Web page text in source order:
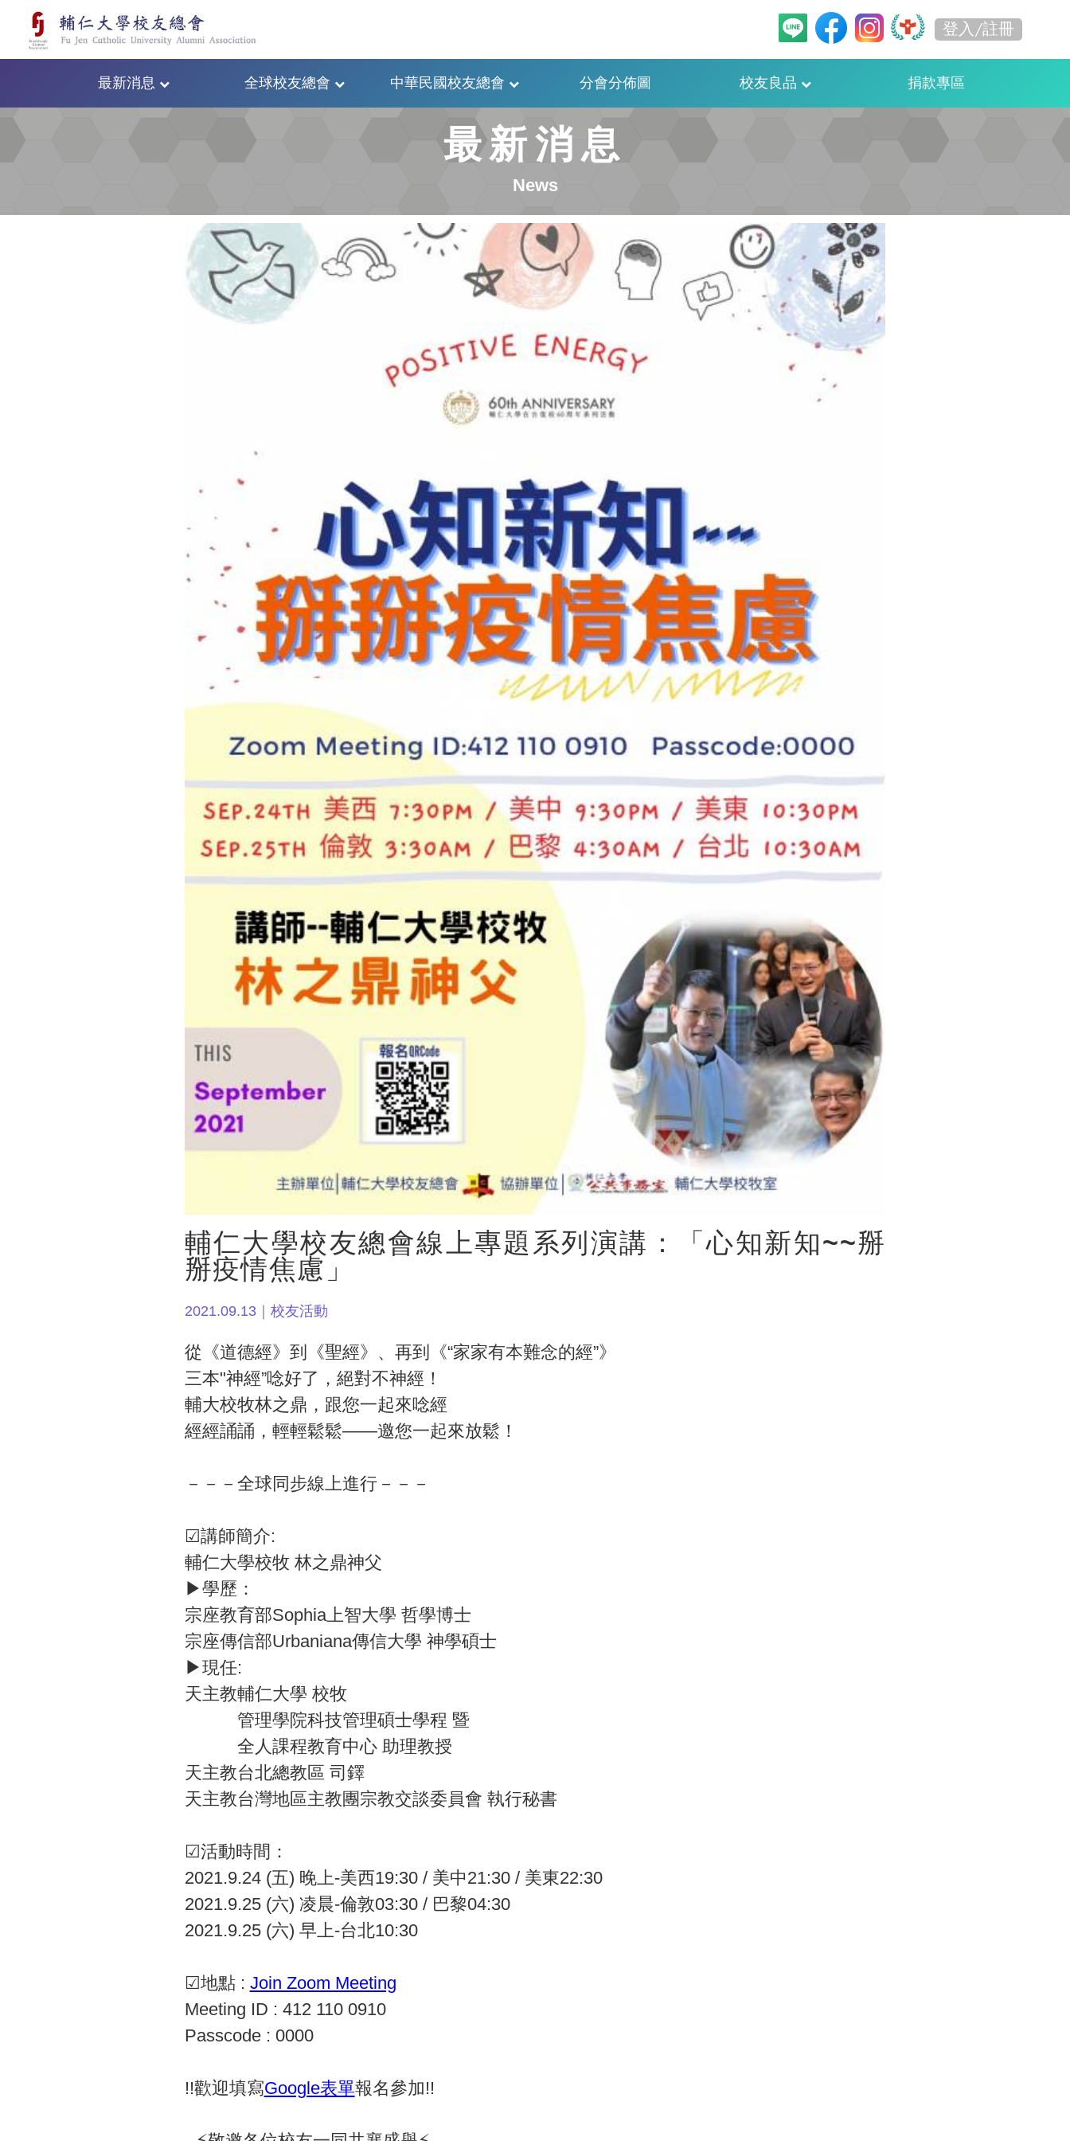
登入/註冊
最新消息 全球校友總會 中華民國校友總會 分會分佈圖 校友良品 捐款專區
最新消息
News
輔仁大學校友總會線上專題系列演講：「心知新知~~掰
掰疫情焦慮」
2021.09.13｜校友活動
從《道德經》到《聖經》、再到《“家家有本難念的經”》
三本"神經”唸好了，絕對不神經！
輔大校牧林之鼎，跟您一起來唸經
經經誦誦，輕輕鬆鬆——邀您一起來放鬆！
－－－全球同步線上進行－－－
☑講師簡介:
輔仁大學校牧 林之鼎神父
▶️學歷：
宗座教育部Sophia上智大學 哲學博士
宗座傳信部Urbaniana傳信大學 神學碩士
▶️現任:
天主教輔仁大學 校牧
管理學院科技管理碩士學程 暨
全人課程教育中心 助理教授
天主教台北總教區 司鐸
天主教台灣地區主教團宗教交談委員會 執行秘書
☑活動時間：
2021.9.24 (五) 晚上-美西19:30 / 美中21:30 / 美東22:30
2021.9.25 (六) 凌晨-倫敦03:30 / 巴黎04:30
2021.9.25 (六) 早上-台北10:30
☑地點 : Join Zoom Meeting
Meeting ID : 412 110 0910
Passcode : 0000
!!歡迎填寫Google表單報名參加!!